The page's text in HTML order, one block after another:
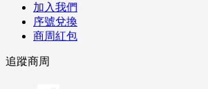
加入我們
序號兌換
商周紅包
追蹤商周